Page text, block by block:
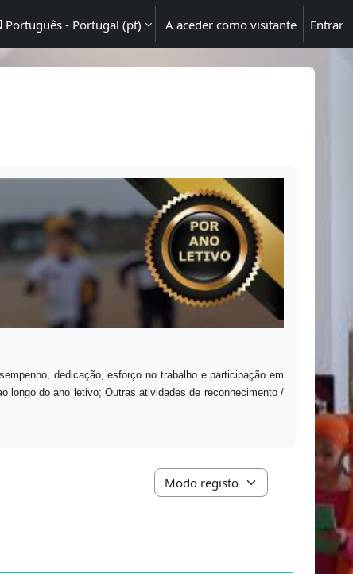
Português - Portugal ‎(pt)‎ A aceder como visitante Entrar
dedicação, esforço no trabalho e participação em
longo do ano letivo; Outras atividades de reconhecimento /
Navegação terciária do modo de